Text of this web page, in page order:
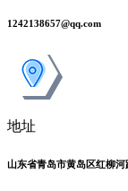
1242138657@qq.com
地址
山东省青岛市黄岛区红柳河